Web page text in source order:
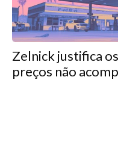
Zelnick justifica
preços não